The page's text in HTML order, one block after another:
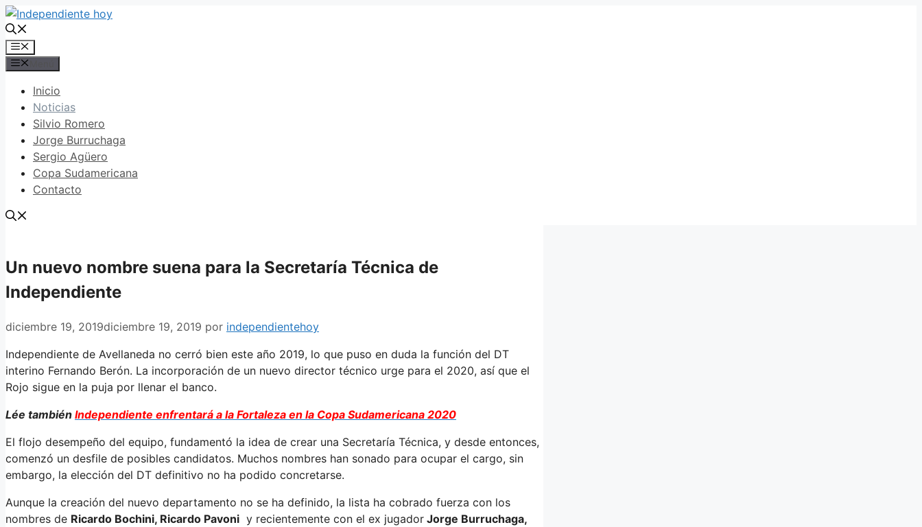
Saltar
al
contenido
Menú
Inicio
Noticias
Silvio Romero
Jorge Burruchaga
Sergio Agüero
Copa Sudamericana
Contacto
Un nuevo nombre suena para la Secretaría Técnica de
Independiente
diciembre 19, 2019diciembre 19, 2019 por independientehoy
Independiente de Avellaneda no cerró bien este año 2019, lo que puso en duda la función del DT
interino Fernando Berón. La incorporación de un nuevo director técnico urge para el 2020, así que el
Rojo sigue en la puja por llenar el banco.
Lée también Independiente enfrentará a la Fortaleza en la Copa Sudamericana 2020
El flojo desempeño del equipo, fundamentó la idea de crear una Secretaría Técnica, y desde entonces,
comenzó un desfile de posibles candidatos. Muchos nombres han sonado para ocupar el cargo, sin
embargo, la elección del DT definitivo no ha podido concretarse.
Aunque la creación del nuevo departamento no se ha definido, la lista ha cobrado fuerza con los
nombres de Ricardo Bochini, Ricardo Pavoni y recientemente con el ex jugador Jorge Burruchaga,